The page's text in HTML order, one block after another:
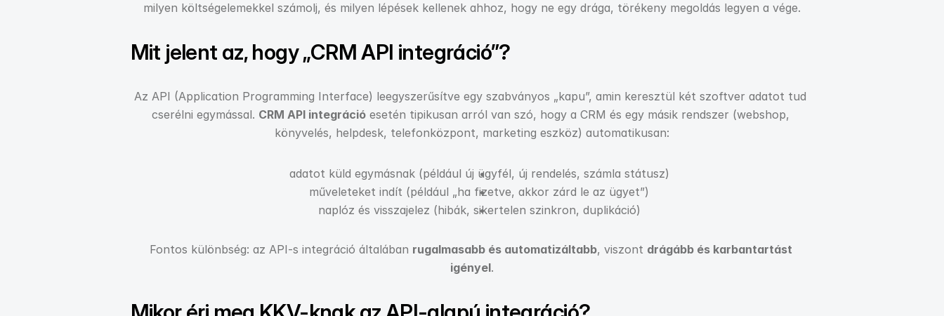
milyen költségelemekkel számolj, és milyen lépések kellenek ahhoz, hogy ne egy drága, törékeny megoldás legyen a vége.
Mit jelent az, hogy „CRM API integráció”?
Az API (Application Programming Interface) leegyszerűsítve egy szabványos „kapu”, amin keresztül két szoftver adatot tud
cserélni egymással. CRM API integráció esetén tipikusan arról van szó, hogy a CRM és egy másik rendszer (webshop,
könyvelés, helpdesk, telefonközpont, marketing eszköz) automatikusan:
adatot küld egymásnak (például új ügyfél, új rendelés, számla státusz)
műveleteket indít (például „ha fizetve, akkor zárd le az ügyet”)
naplóz és visszajelez (hibák, sikertelen szinkron, duplikáció)
Fontos különbség: az API-s integráció általában rugalmasabb és automatizáltabb, viszont drágább és karbantartást
igényel.